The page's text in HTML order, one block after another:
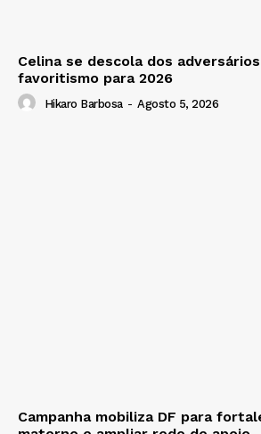
Celina se descola dos
favoritismo para 2026
Hikaro Barbosa - Agosto 5, 2026
Campanha mobiliza DF para